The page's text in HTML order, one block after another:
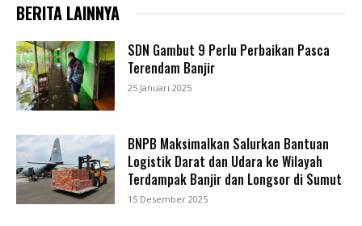
BERITA LAINNYA
SDN Gambut 9 Perlu Perbaikan Pasca
Terendam Banjir
25 Januari 2025
BNPB Maksimalkan Salurkan Bantuan
Logistik Darat dan Udara ke Wilayah
Terdampak Banjir dan Longsor di Sumut
15 Desember 2025